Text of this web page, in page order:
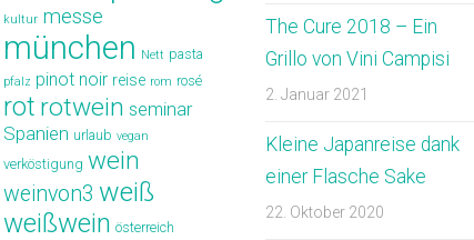
kultur messe
münchen Nett pasta
pfalz pinot noir reise rom rosé
rot rotwein seminar
Spanien urlaub vegan
verköstigung wein
weinvon3 weiß
weißwein österreich
The Cure 2018 – Ein
Grillo von Vini Campisi
2. Januar 2021
Kleine Japanreise dank
einer Flasche Sake
22. Oktober 2020